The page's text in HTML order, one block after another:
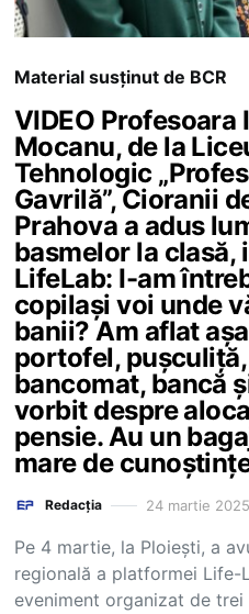
Material susținut de BCR
VIDEO Profesoara
Mocanu, de la
Tehnologic
Gavrilă”, Cioranii
Prahova a adus
basmelor la clasă,
LifeLab: I-am
copilași voi unde
banii? Am aflat
portofel,
bancomat, bancă
vorbit despre
pensie. Au un
mare de
Redacția 24 martie 2025
Pe 4 martie, la Ploiești, a
regională a platformei Life-
eveniment organizat de